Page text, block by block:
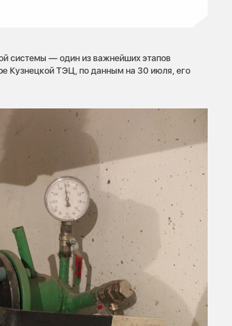
системы — один из важнейших этапов
Кузнецкой ТЭЦ, по данным на 30 июля, его